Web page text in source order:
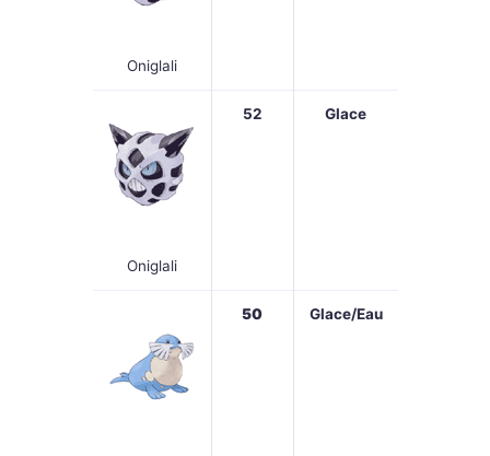
Oniglali
Oniglali
52 Glace
50 Glace/Eau